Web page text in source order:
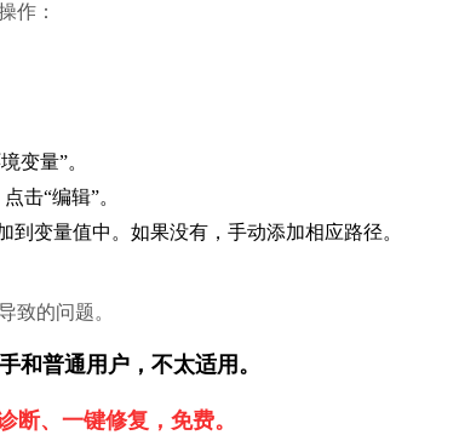
作：
变量”。
击“编辑”。
变量值中。如果没有，手动添加相应路径。
导致的问题。
和普通用户，不太适用。
断、一键修复，免费。